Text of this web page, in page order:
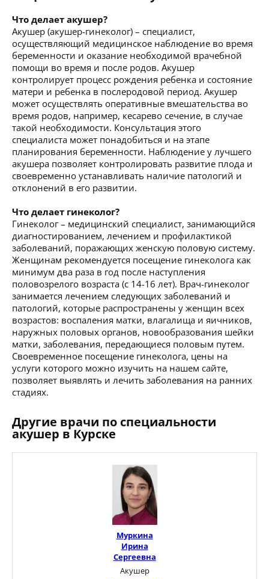
Что делает акушер?
Акушер (акушер-гинеколог) – специалист,
осуществляющий медицинское наблюдение во время
беременности и оказание необходимой врачебной
помощи во время и после родов. Акушер
контролирует процесс рождения ребенка и состояние
матери и ребенка в послеродовой период. Акушер
может осуществлять оперативные вмешательства во
время родов, например, кесарево сечение, в случае
такой необходимости. Консультация этого
специалиста может понадобиться и на этапе
планирования беременности. Наблюдение у лучшего
акушера позволяет контролировать развитие плода и
своевременно устанавливать наличие патологий и
отклонений в его развитии.
Что делает гинеколог?
Гинеколог – медицинский специалист, занимающийся
диагностированием, лечением и профилактикой
заболеваний, поражающих женскую половую систему.
Женщинам рекомендуется посещение гинеколога как
минимум два раза в год после наступления
половозрелого возраста (с 14-16 лет). Врач-гинеколог
занимается лечением следующих заболеваний и
патологий, которые распространены у женщин всех
возрастов: воспаления матки, влагалища и яичников,
наружных половых органов, новообразования шейки
матки, заболевания, передающиеся половым путем.
Своевременное посещение гинеколога, цены на
услуги которого можно изучить на нашем сайте,
позволяет выявлять и лечить заболевания на ранних
стадиях.
Другие врачи по специальности
акушер в Курске
Муркина
Ирина
Сергеевна
Акушер